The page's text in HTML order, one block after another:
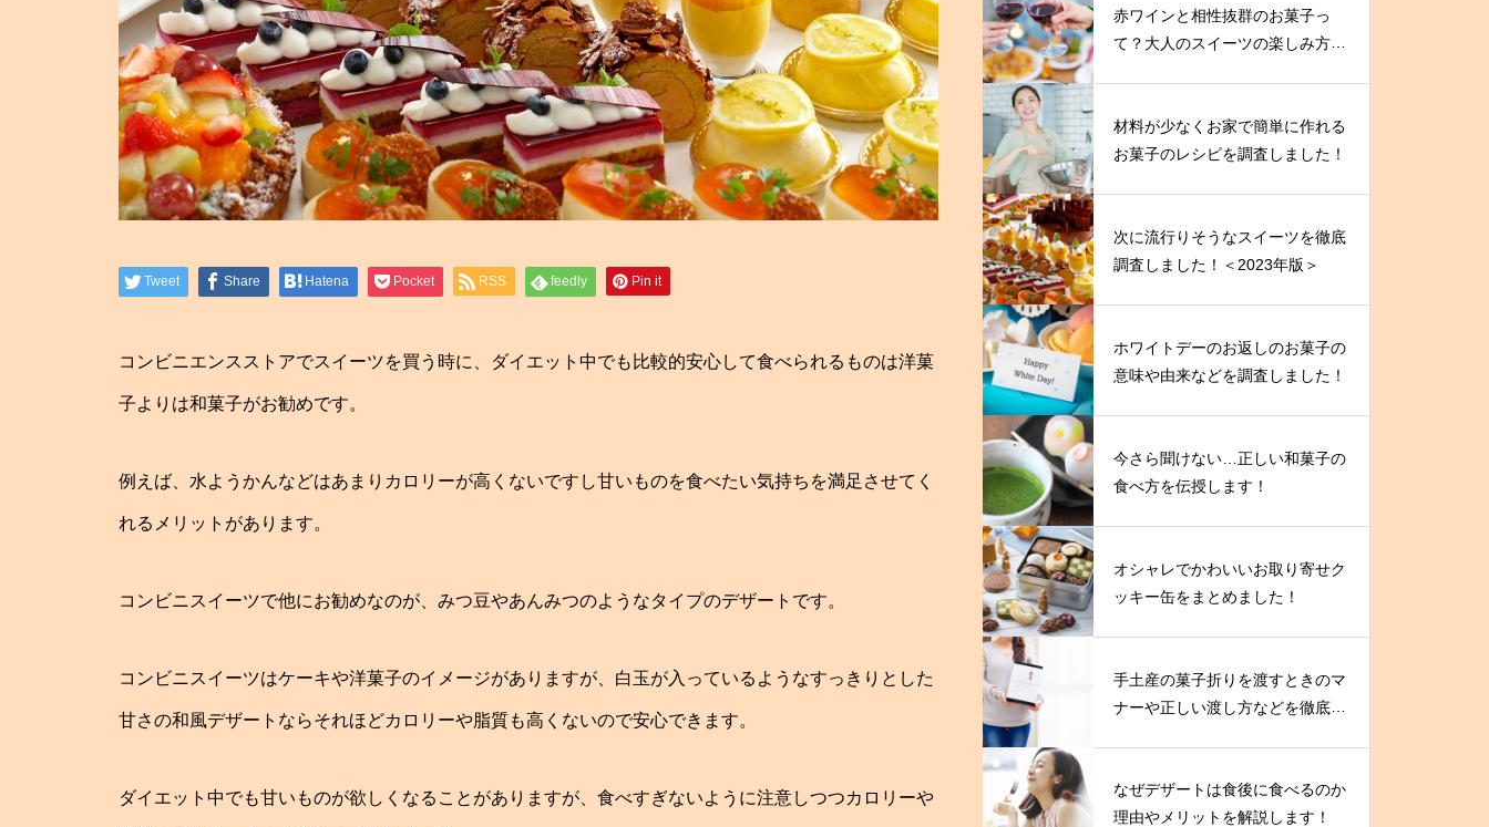
Tweet Share Hatena Pocket RSS feedly Pin it
コンビニエンスストアでスイーツを買う時に、ダイエット中でも比較的安心して食べられるものは洋菓
子よりは和菓子がお勧めです。
例えば、水ようかんなどはあまりカロリーが高くないですし甘いものを食べたい気持ちを満足させてく
れるメリットがあります。
コンビニスイーツで他にお勧めなのが、みつ豆やあんみつのようなタイプのデザートです。
コンビニスイーツはケーキや洋菓子のイメージがありますが、白玉が入っているようなすっきりとした
甘さの和風デザートならそれほどカロリーや脂質も高くないので安心できます。
ダイエット中でも甘いものが欲しくなることがありますが、食べすぎないように注意しつつカロリーや
赤ワインと相性抜群のお菓子っ
て？大人のスイーツの楽しみ方を
材料が少なくお家で簡単に作れる
お菓子のレシピを調査しました！
次に流行りそうなスイーツを徹底
調査しました！＜2023年版＞
ホワイトデーのお返しのお菓子の
意味や由来などを調査しました！
今さら聞けない…正しい和菓子の
食べ方を伝授します！
オシャレでかわいいお取り寄せク
ッキー缶をまとめました！
手土産の菓子折りを渡すときのマ
ナーや正しい渡し方などを徹底解
なぜデザートは食後に食べるのか
理由やメリットを解説します！